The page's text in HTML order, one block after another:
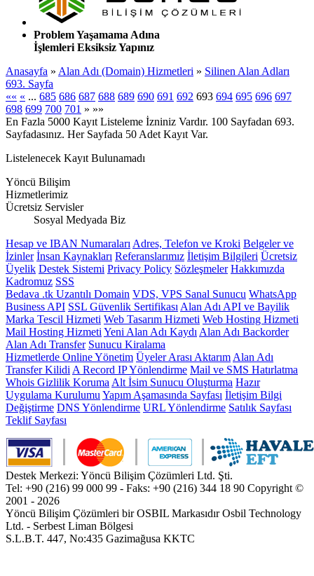
Problem Yaşamama Adına
İşlemleri Eksiksiz Yapınız
Anasayfa » Alan Adı (Domain) Hizmetleri » Silinen Alan Adları
693. Sayfa
«« « ... 685 686 687 688 689 690 691 692 693 694 695 696 697
698 699 700 701 » »»
En Fazla 5000 Kayıt Listeleme İzniniz Vardır. 100 Sayfadan 693.
Sayfadasınız. Her Sayfada 50 Adet Kayıt Var.
Listelenecek Kayıt Bulunamadı
Yöncü Bilişim
Hizmetlerimiz
Ücretsiz Servisler
Sosyal Medyada Biz
Hesap ve IBAN Numaraları Adres, Telefon ve Kroki Belgeler ve
İzinler İnsan Kaynakları Referanslarımız İletişim Bilgileri Ücretsiz
Üyelik Destek Sistemi Privacy Policy Sözleşmeler Hakkımızda
Kadromuz SSS
Bedava .tk Uzantılı Domain VDS, VPS Sanal Sunucu WhatsApp
Business API SSL Güvenlik Sertifikası Alan Adı API ve Bayilik
Marka Tescil Hizmeti Web Tasarım Hizmeti Web Hosting Hizmeti
Mail Hosting Hizmeti Yeni Alan Adı Kaydı Alan Adı Backorder
Alan Adı Transfer Sunucu Kiralama
Hizmetlerde Online Yönetim Üyeler Arası Aktarım Alan Adı
Transfer Kilidi A Record IP Yönlendirme Mail ve SMS Hatırlatma
Whois Gizlilik Koruma Alt İsim Sunucu Oluşturma Hazır
Uygulama Kurulumu Yapım Aşamasında Sayfası İletişim Bilgi
Değiştirme DNS Yönlendirme URL Yönlendirme Satılık Sayfası
Teklif Sayfası
Destek Merkezi: Yöncü Bilişim Çözümleri Ltd. Şti.
Tel: +90 (216) 99 000 99 - Faks: +90 (216) 344 18 90 Copyright ©
2001 - 2026
Yöncü Bilişim Çözümleri bir OSBIL Markasıdır Osbil Technology
Ltd. - Serbest Liman Bölgesi
S.L.B.T. 447, No:435 Gazimağusa KKTC